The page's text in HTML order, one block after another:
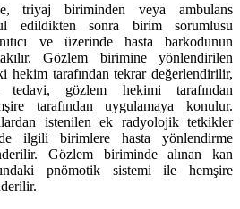
triyaj biriminden veya ambulans
edildikten sonra birim sorumlusu
ve üzerinde hasta barkodunun
Gözlem birimine yönlendirilen
hekim tarafından tekrar değerlendirilir,
tedavi, gözlem hekimi tarafından
tarafından uygulamaya konulur.
istenilen ek radyolojik tetkikler
ilgili birimlere hasta yönlendirme
Gözlem biriminde alınan kan
pnömotik sistemi ile hemşire